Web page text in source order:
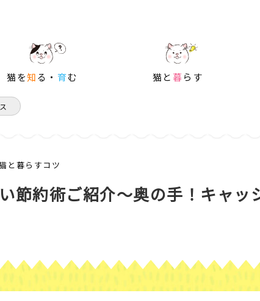
猫を知る・ 育む 猫と暮らす
と暮らすコツ
節約術ご紹介～奥の手！キャッ